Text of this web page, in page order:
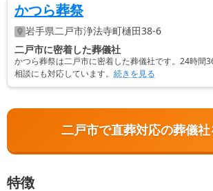
かつら葬祭
岩手県二戸市浄法寺町樋田38-6
二戸市に密着した葬儀社
かつら葬祭は二戸市に密着した葬儀社です。24時間
相談にも対応しています。 続きを見る
二戸市で直葬対応の葬儀
特徴